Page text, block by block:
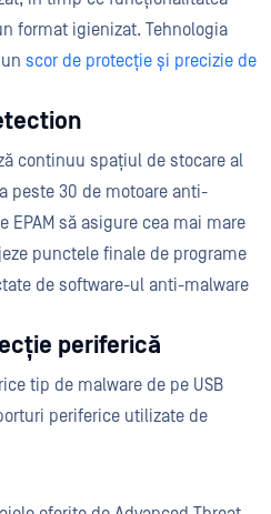
format igienizat. Tehnologia
scor de protecție și precizie de
continuu spațiul de stocare al
peste 30 de motoare anti-
EPAM să asigure cea mai mare
punctele finale de programe
de software-ul anti-malware
periferică
tip de malware de pe USB
periferice utilizate de